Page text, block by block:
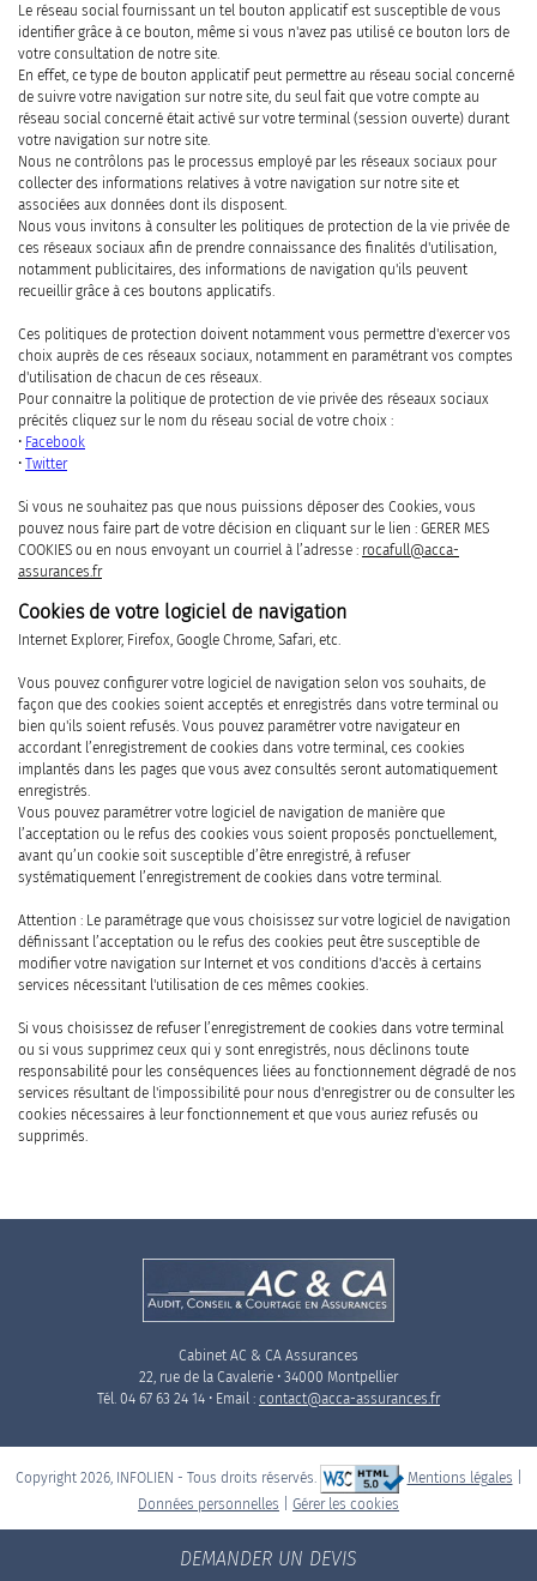
Le réseau social fournissant un tel bouton applicatif est susceptible de vous
identifier grâce à ce bouton, même si vous n'avez pas utilisé ce bouton lors de
votre consultation de notre site.
En effet, ce type de bouton applicatif peut permettre au réseau social concerné
de suivre votre navigation sur notre site, du seul fait que votre compte au
réseau social concerné était activé sur votre terminal (session ouverte) durant
votre navigation sur notre site.
Nous ne contrôlons pas le processus employé par les réseaux sociaux pour
collecter des informations relatives à votre navigation sur notre site et
associées aux données dont ils disposent.
Nous vous invitons à consulter les politiques de protection de la vie privée de
ces réseaux sociaux afin de prendre connaissance des finalités d'utilisation,
notamment publicitaires, des informations de navigation qu'ils peuvent
recueillir grâce à ces boutons applicatifs.
Ces politiques de protection doivent notamment vous permettre d'exercer vos
choix auprès de ces réseaux sociaux, notamment en paramétrant vos comptes
d'utilisation de chacun de ces réseaux.
Pour connaitre la politique de protection de vie privée des réseaux sociaux
précités cliquez sur le nom du réseau social de votre choix :
• Facebook
• Twitter
Si vous ne souhaitez pas que nous puissions déposer des Cookies, vous
pouvez nous faire part de votre décision en cliquant sur le lien : GERER MES
COOKIES ou en nous envoyant un courriel à l’adresse : rocafull@acca-
assurances.fr
Cookies de votre logiciel de navigation
Internet Explorer, Firefox, Google Chrome, Safari, etc.
Vous pouvez configurer votre logiciel de navigation selon vos souhaits, de
façon que des cookies soient acceptés et enregistrés dans votre terminal ou
bien qu'ils soient refusés. Vous pouvez paramétrer votre navigateur en
accordant l’enregistrement de cookies dans votre terminal, ces cookies
implantés dans les pages que vous avez consultés seront automatiquement
enregistrés.
Vous pouvez paramétrer votre logiciel de navigation de manière que
l’acceptation ou le refus des cookies vous soient proposés ponctuellement,
avant qu’un cookie soit susceptible d’être enregistré, à refuser
systématiquement l’enregistrement de cookies dans votre terminal.
Attention : Le paramétrage que vous choisissez sur votre logiciel de navigation
définissant l’acceptation ou le refus des cookies peut être susceptible de
modifier votre navigation sur Internet et vos conditions d'accès à certains
services nécessitant l'utilisation de ces mêmes cookies.
Si vous choisissez de refuser l’enregistrement de cookies dans votre terminal
ou si vous supprimez ceux qui y sont enregistrés, nous déclinons toute
responsabilité pour les conséquences liées au fonctionnement dégradé de nos
services résultant de l'impossibilité pour nous d'enregistrer ou de consulter les
cookies nécessaires à leur fonctionnement et que vous auriez refusés ou
supprimés.
Cabinet AC & CA Assurances
22, rue de la Cavalerie • 34000 Montpellier
Tél. 04 67 63 24 14 • Email : contact@acca-assurances.fr
Copyright 2026, INFOLIEN - Tous droits réservés. Mentions légales
Données personnelles
Gérer les cookies
DEMANDER UN DEVIS